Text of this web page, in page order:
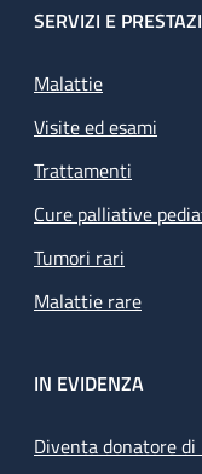
SERVIZI E
Malattie
Visite ed esami
Trattamenti
Cure palliative
Tumori rari
Malattie rare
IN EVIDENZA
Diventa donatore